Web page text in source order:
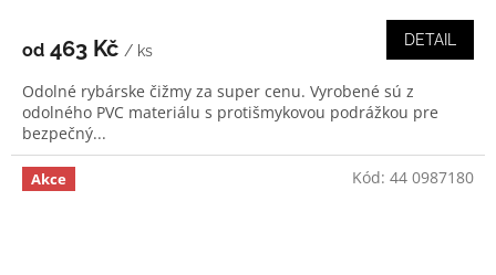
od 463 Kč / ks
DETAIL
Odolné rybárske čižmy za super cenu. Vyrobené sú z
odolného PVC materiálu s protišmykovou podrážkou pre
bezpečný...
Akce Kód: 44 0987180